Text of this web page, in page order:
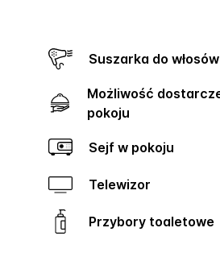
Suszarka do włosów
Możliwość dostarczenia posiłków do
pokoju
Sejf w pokoju
Telewizor
Przybory toaletowe